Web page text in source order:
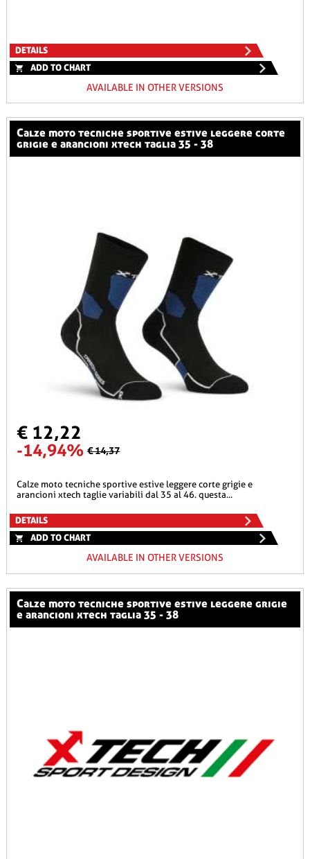
DETAILS
ADD TO CHART
AVAILABLE IN OTHER VERSIONS
calze moto tecniche sportive estive leggere corte
grigie e arancioni xtech taglia 35 - 38
€ 12,22
-14,94% € 14,37
calze moto tecniche sportive estive leggere corte grigie e
arancioni xtech taglie variabili dal 35 al 46. questa...
DETAILS
ADD TO CHART
AVAILABLE IN OTHER VERSIONS
calze moto tecniche sportive estive leggere grigie
e arancioni xtech taglia 35 - 38